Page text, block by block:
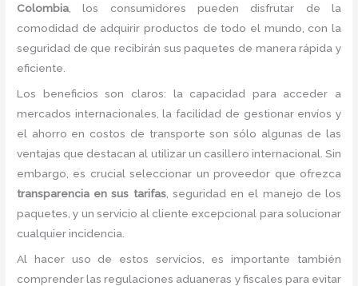
Colombia , los consumidores pueden disfrutar de la
comodidad de adquirir productos de todo el mundo, con la
seguridad de que recibirán sus paquetes de manera rápida y
eficiente.
Los beneficios son claros: la capacidad para acceder a
mercados internacionales, la facilidad de gestionar envíos y
el ahorro en costos de transporte son sólo algunas de las
ventajas que destacan al utilizar un casillero internacional. Sin
embargo, es crucial seleccionar un proveedor que ofrezca
transparencia en sus tarifas, seguridad en el manejo de los
paquetes, y un servicio al cliente excepcional para solucionar
cualquier incidencia.
Al hacer uso de estos servicios, es importante también
comprender las regulaciones aduaneras y fiscales para evitar